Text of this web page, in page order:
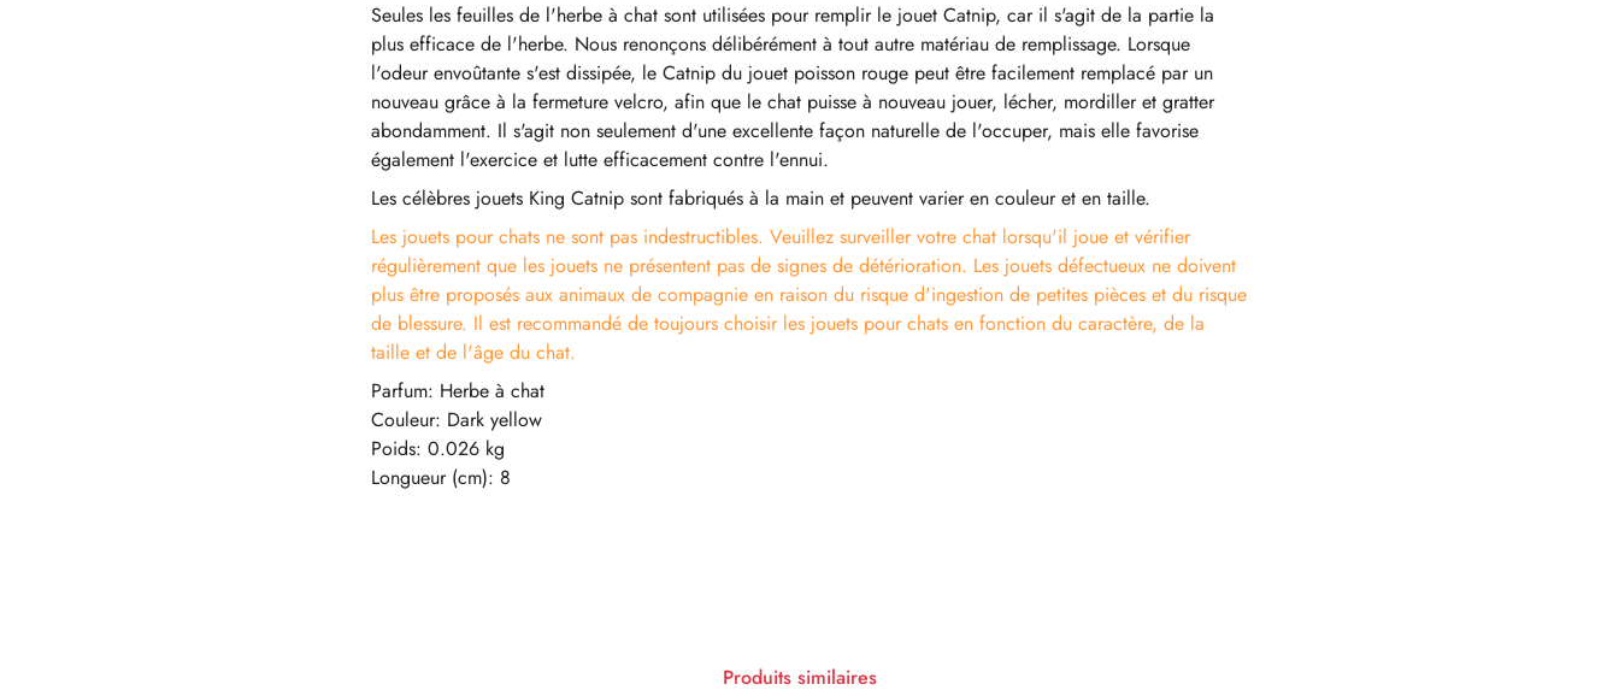
Seules les feuilles de l'herbe à chat sont utilisées pour remplir le jouet Catnip, car il s'agit de la partie la
plus efficace de l'herbe. Nous renonçons délibérément à tout autre matériau de remplissage. Lorsque
l'odeur envoûtante s'est dissipée, le Catnip du jouet poisson rouge peut être facilement remplacé par un
nouveau grâce à la fermeture velcro, afin que le chat puisse à nouveau jouer, lécher, mordiller et gratter
abondamment. Il s'agit non seulement d'une excellente façon naturelle de l'occuper, mais elle favorise
également l'exercice et lutte efficacement contre l'ennui.
Les célèbres jouets King Catnip sont fabriqués à la main et peuvent varier en couleur et en taille.
Les jouets pour chats ne sont pas indestructibles. Veuillez surveiller votre chat lorsqu'il joue et vérifier
régulièrement que les jouets ne présentent pas de signes de détérioration. Les jouets défectueux ne doivent
plus être proposés aux animaux de compagnie en raison du risque d'ingestion de petites pièces et du risque
de blessure. Il est recommandé de toujours choisir les jouets pour chats en fonction du caractère, de la
taille et de l'âge du chat.
Parfum: Herbe à chat
Couleur: Dark yellow
Poids: 0.026 kg
Longueur (cm): 8
Produits similaires